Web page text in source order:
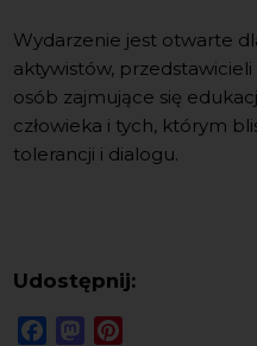
Wydarzenie jest otwarte
aktywistów,
osób zajmujące się
człowieka i tych, którym
tolerancji i dialogu.
Udostępnij:
FacebookMastodon